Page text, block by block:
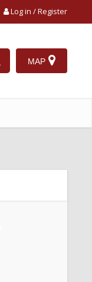
Log in / Register
MAP